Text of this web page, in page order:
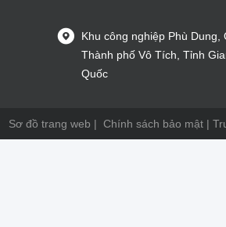
Khu công nghiệp Phù Dung,
Thành phố Vô Tích, Tỉnh
Quốc
Sơ đồ trang web | Chính sách bảo mật |